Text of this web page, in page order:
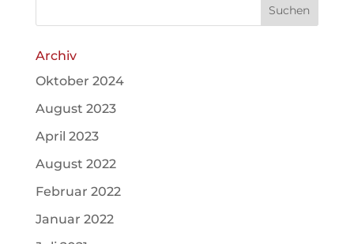
Archiv
Oktober 2024
August 2023
April 2023
August 2022
Februar 2022
Januar 2022